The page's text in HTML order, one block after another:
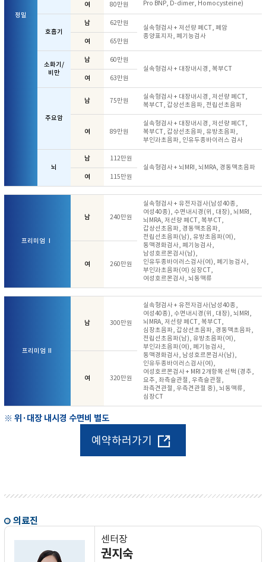
정밀
Pro BNP, D-dimer, Homocysteine)
여 80만원
호흡기
남 62만원
실속형검사 + 저선량 폐CT, 폐암
종양표지자, 폐기능검사
여 65만원
소화기/
비만
남
60만원
실속형검사 + 대장내시경, 복부CT
여
63만원
주요암
남 75만원
실속형검사 + 대장내시경, 저선량 폐CT,
복부CT, 갑상선초음파, 전립선초음파
여 89만원
실속형검사 + 대장내시경, 저선량 폐CT,
복부CT, 갑상선초음파, 유방초음파,
부인과초음파, 인유두종바이러스 검사
뇌
남
112만원
실속형검사 + 뇌MRI, 뇌MRA, 경동맥초음파
여
115만원
프리미엄 Ⅰ
남 240만원
실속형검사 + 유전자검사(남성40종,
여성40종), 수면내시경(위, 대장), 뇌MRI,
뇌MRA, 저선량 폐CT, 복부CT,
갑상선초음파, 경동맥초음파,
전립선초음파(남), 유방초음파(여),
동맥경화검사, 폐기능검사,
남성호르몬검사(남),
인유두종바이러스검사(여), 폐기능검사,
부인과초음파(여) 심장CT,
여성호르몬검사, 뇌동맥류
여 260만원
프리미엄 Ⅱ
남 300만원
실속형검사 + 유전자검사(남성40종,
여성40종), 수면내시경(위, 대장), 뇌MRI,
뇌MRA, 저선량 폐CT, 복부CT,
심장초음파, 갑상선초음파, 경동맥초음파,
전립선초음파(남), 유방초음파(여),
부인과초음파(여), 폐기능검사,
동맥경화검사, 남성호르몬검사(남),
인유두종바이러스검사(여),
여성호르몬검사 + MRI 2개항목 선택 (경추,
요추, 좌측슬관절, 우측슬관절,
좌측견관절, 우측견관절 중), 뇌동맥류,
심장CT
여 320만원
※ 위·대장 내시경 수면비 별도
예약하러가기
의료진
센터장
권지숙